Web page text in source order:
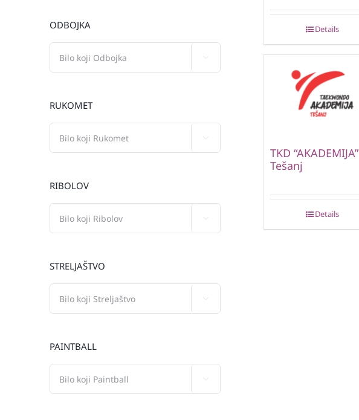
Details
TKD “AKADEMIJA”
Tešanj
Details
ODBOJKA
RUKOMET
RIBOLOV
STRELJAŠTVO
PAINTBALL